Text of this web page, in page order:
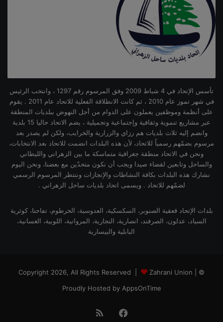
تأسس الإتحاد في 4 شباط 2009 وفق المرسوم رقم 1297 ، وانتخب الرئيس
في شهر تموز عام 2010 ، ثم كانت الانطلاقة الفعلية للاتحاد عام 2011 . يقوم
على أنظمة وموظفين يعملون على الدوام من أجل النهوض ببلديات المنطقة
عبر مشاريع تنموية وثقافية وإجتماعية وتجميلية ، يضم الاتحاد حاليا 15 بلدية
وانضم إليه ثلاث بلديات هم رزاي والزرارية والخرايب، ولكن لم يصدر بعد
مرسوم بضمّهم رسمياً للاتحاد، لأن هذه البلدات انضمت للاتحاد بعد الانتخابات،
ونحن في الاتحاد منطقة جغرافية متماسكة ما بين الزهراني والليطاني
والساحل وتابعين لقضاء صيدا ويجب أن نكون متحدّين مع بعضنا، ونحن اليوم
نشارك هذه البلدات بكافة النشاطات والإنجازات وننتظر المرسوم الرسمي
لضمّهم للاتحاد . ويسمى اتحاد بلديات ساحل الزهراني .
بلدات الإتحاد قعقية الصنوبر، السكسكية، العدوسية، الخرطوم، تفاحتا، كوثرية
السياد، عدلون، الصرفند، انصارية، النجارية، المروانية، اللوبية، الغسانية،
البابلية والبيسارية
© Copyright 2026, All Rights Reserved |
Zahrani Union |
Proudly Hosted by AppsOnTime
فيسبوك